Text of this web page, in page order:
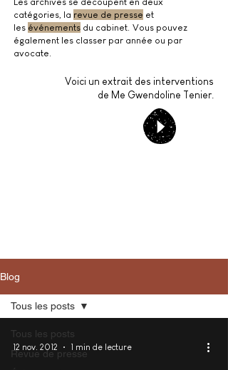
catégories, la revue de presse et
les événements du cabinet. Vous pouvez
également les classer par année ou par
avocate.
Voici un extrait des interventions
de Me Gwendoline Tenier.
Blog
Tous les posts
Revue de presse
Tous les posts
12 nov. 2012 1 min de lecture